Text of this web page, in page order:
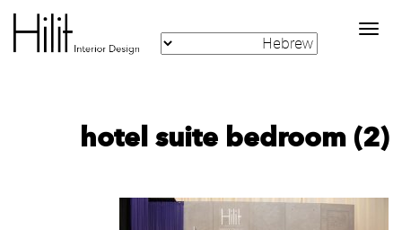
Toggle
navigation
hotel suite bedroom (2)